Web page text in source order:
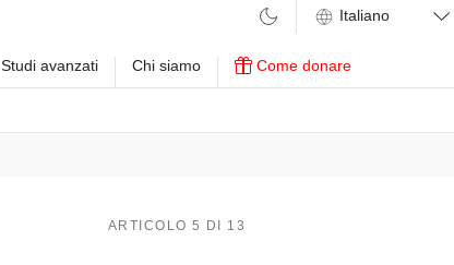
Studi avanzati Chi siamo Come donare
ARTICOLO 5 DI 13